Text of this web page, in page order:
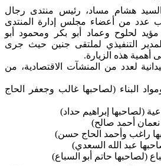
هشام مساد، رئيس منتدى رجال
عدد من أعضاء مجلس إدارة المنتدى
لحلوح وعماد أبو بكر ومحمود أبو
التنفيذي لملتقى جنين حيث جرى
أهمية هذه الزيارة.
لعدد من المنشآت الاقتصادية، من
البناء (لصاحبها غالب وجعفر الحاج
(لصاحبها إبراهيم حداد)
نعمان أحمد صالح)
راغب وأحمد الحاج حسن)
عبد الله السعدي)
(لصاحبها حاتم أبو السباع)